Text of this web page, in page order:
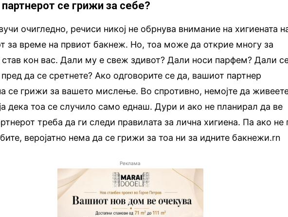
се грижи за себе?
очигледно, речиси никој не обрнува внимание на хигиената
за време на првиот бакнеж. Но, тоа може да открие многу за
став кон вас. Дали му е свеж здивот? Дали носи парфем? Дали
да се сретнете? Ако одговорите се да, вашиот партнер
се грижи за вашето мислење. Во спротивно, немојте да
дека тоа се случило само еднаш. Дури и ако не планирал да ве
треба да ги следи правилата за лична хигиена. Па ако не
веројатно нема да се грижи за тоа ни за идните бакнежи.rn
Реклама